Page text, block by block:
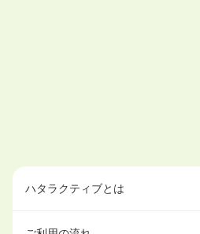
ハタラクティブとは